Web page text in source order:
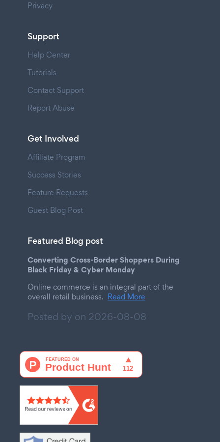
Privacy
Support
Help Center
Tutorials
Contact Support
Report Abuse
Get Involved
Affiliate Program
Success Stories
Feature Requests
Guest Blog Post
Featured Blog post
Converting Cross-Border Shoppers During
Black Friday & Cyber Monday
Online commerce is an integral part of the
overall retail business. Read More
Posted by on 2026-08-08